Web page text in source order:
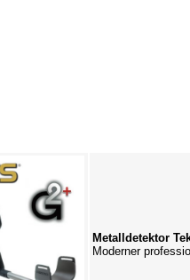
Metalldetektor
Moderner